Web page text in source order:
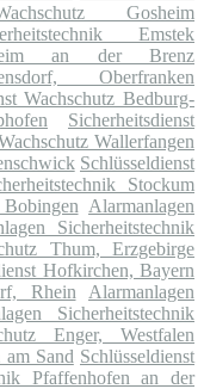
Gosheim
Emstek
an der Brenz
Oberfranken
Wachschutz Bedburg-
Sicherheitsdienst
Wallerfangen
Schlüsseldienst
Stockum
Alarmanlagen
Sicherheitstechnik
Thum, Erzgebirge
Hofkirchen, Bayern
Rhein
Alarmanlagen
Sicherheitstechnik
Enger, Westfalen
am Sand Schlüsseldienst
Pfaffenhofen an der